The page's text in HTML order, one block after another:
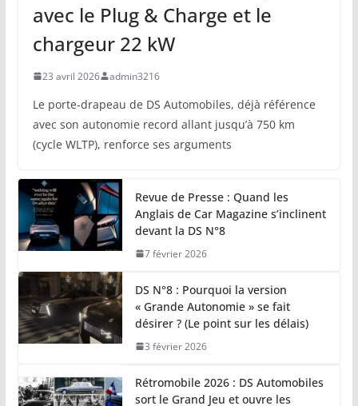
avec le Plug & Charge et le
chargeur 22 kW
23 avril 2026 admin3216
Le porte-drapeau de DS Automobiles, déjà référence
avec son autonomie record allant jusqu’à 750 km
(cycle WLTP), renforce ses arguments
Revue de Presse : Quand les
Anglais de Car Magazine s’inclinent
devant la DS N°8
7 février 2026
DS N°8 : Pourquoi la version
« Grande Autonomie » se fait
désirer ? (Le point sur les délais)
3 février 2026
Rétromobile 2026 : DS Automobiles
sort le Grand Jeu et ouvre les